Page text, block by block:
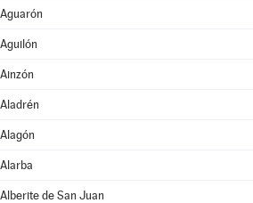
Aguarón
Aguilón
Ainzón
Aladrén
Alagón
Alarba
Alberite de San Juan